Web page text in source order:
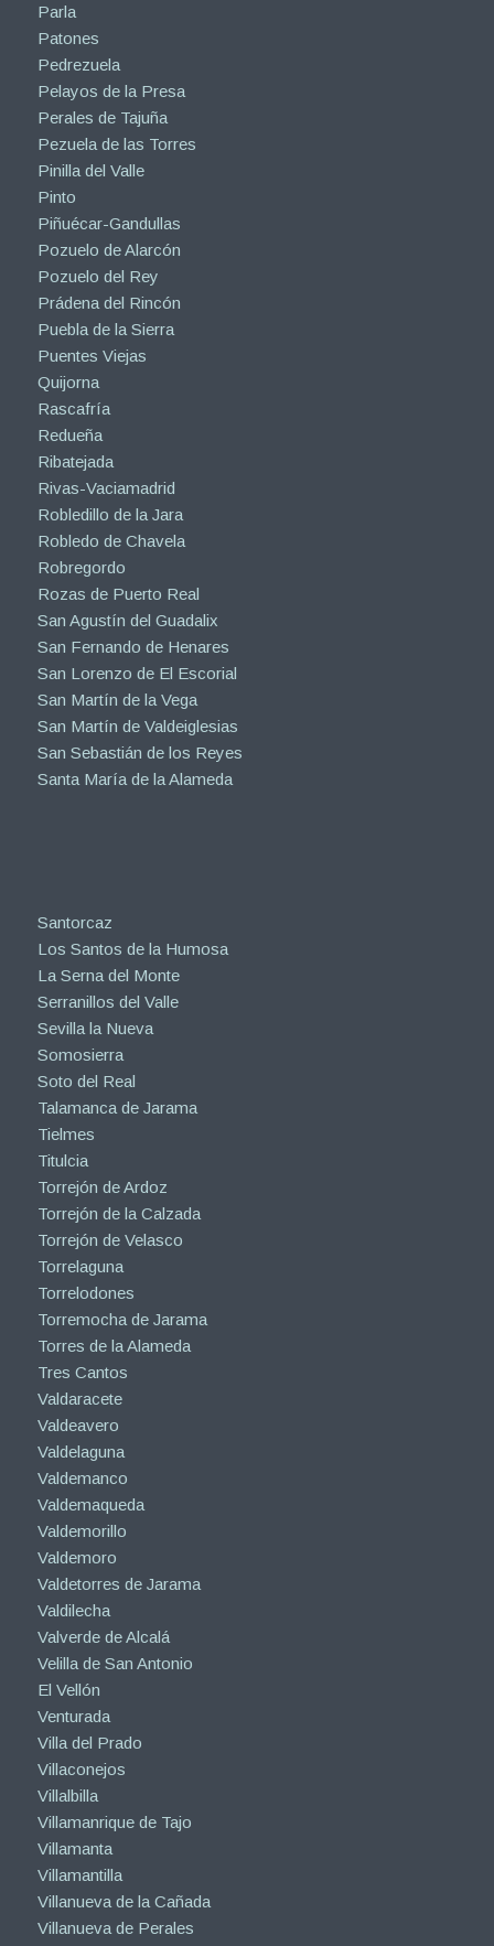
Parla
Patones
Pedrezuela
Pelayos de la Presa
Perales de Tajuña
Pezuela de las Torres
Pinilla del Valle
Pinto
Piñuécar-Gandullas
Pozuelo de Alarcón
Pozuelo del Rey
Prádena del Rincón
Puebla de la Sierra
Puentes Viejas
Quijorna
Rascafría
Redueña
Ribatejada
Rivas-Vaciamadrid
Robledillo de la Jara
Robledo de Chavela
Robregordo
Rozas de Puerto Real
San Agustín del Guadalix
San Fernando de Henares
San Lorenzo de El Escorial
San Martín de la Vega
San Martín de Valdeiglesias
San Sebastián de los Reyes
Santa María de la Alameda
Santorcaz
Los Santos de la Humosa
La Serna del Monte
Serranillos del Valle
Sevilla la Nueva
Somosierra
Soto del Real
Talamanca de Jarama
Tielmes
Titulcia
Torrejón de Ardoz
Torrejón de la Calzada
Torrejón de Velasco
Torrelaguna
Torrelodones
Torremocha de Jarama
Torres de la Alameda
Tres Cantos
Valdaracete
Valdeavero
Valdelaguna
Valdemanco
Valdemaqueda
Valdemorillo
Valdemoro
Valdetorres de Jarama
Valdilecha
Valverde de Alcalá
Velilla de San Antonio
El Vellón
Venturada
Villa del Prado
Villaconejos
Villalbilla
Villamanrique de Tajo
Villamanta
Villamantilla
Villanueva de la Cañada
Villanueva de Perales